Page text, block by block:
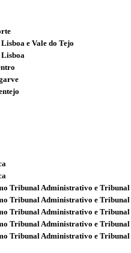
e Vale do Tejo
Lisboa
Tribunal Administrativo e
Tribunal Administrativo e
Tribunal Administrativo e
Tribunal Administrativo e
Tribunal Administrativo e